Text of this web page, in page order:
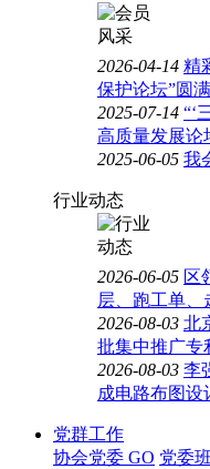
2026-04-14 精
保护论坛”圆
2025-07-14 “‘
高质量发展论
2025-06-05 我
行业动态
2026-06-05 区
层、跑工单、
2026-08-03 北
批集中推广专
2026-08-03 李
成电路布图设
党群工作
协会党委 GO 党委